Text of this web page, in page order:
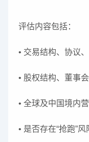
评估内容包括：
• 交易结构、协议
• 股权结构、董事
• 全球及中国境内
• 是否存在“抢跑”